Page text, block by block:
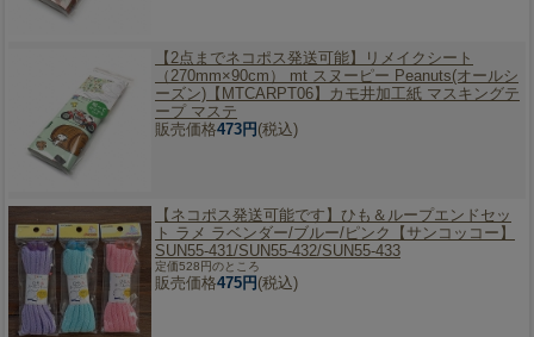
【2点までネコポス発送可能】
リメイクシート
（270mm×90cm） mt スヌーピー Peanuts(オールシ
ーズン)【MTCARPT06】カモ井加工紙 マスキングテ
ープ マステ
販売価格473円 (税込)
【ネコポス発送可能です】 ひも＆ループエンドセッ
ト ラメ ラベンダー/ブルー/ピンク【サンコッコー】
SUN55-431/SUN55-432/SUN55-433
定価528円のところ
販売価格475円 (税込)